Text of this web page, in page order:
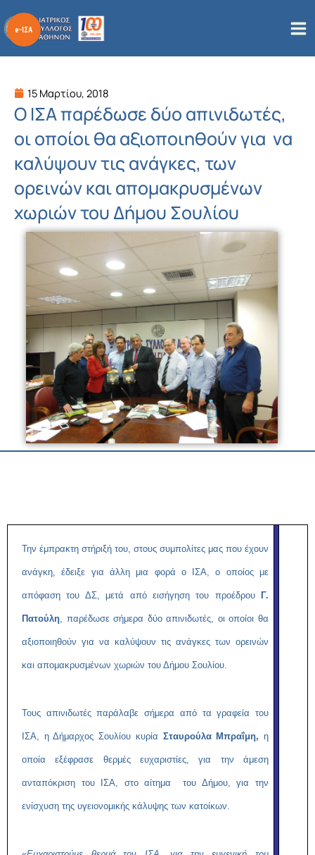
στο
περιεχόμενο
15 Μαρτίου, 2018
Ο ΙΣΑ παρέδωσε δύο απινιδωτές,
οι οποίοι θα αξιοποιηθούν για να
καλύψουν τις ανάγκες, των
ορεινών και απομακρυσμένων
χωριών του Δήμου Σουλίου
Την έμπρακτη στήριξή του, στους συμπολίτες μας που έχουν
ανάγκη, έδειξε για άλλη μια φορά ο ΙΣΑ, ο οποίος με
απόφαση του ΔΣ, μετά από εισήγηση του προέδρου Γ.
Πατούλη, παρέδωσε σήμερα δύο απινιδωτές, οι οποίοι θα
αξιοποιηθούν για να καλύψουν τις ανάγκες των ορεινών
και απομακρυσμένων χωριών του Δήμου Σουλίου.
Τους απινιδωτές παράλαβε σήμερα από τα γραφεία του
ΙΣΑ, η Δήμαρχος Σουλίου κυρία Σταυρούλα Μπραΐμη, η
οποία εξέφρασε θερμές ευχαριστίες, για την άμεση
ανταπόκριση του ΙΣΑ, στο αίτημα του Δήμου, για την
ενίσχυση της υγειονομικής κάλυψης των κατοίκων.